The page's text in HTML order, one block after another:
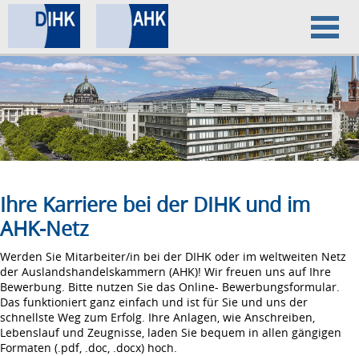
Home
Datenschutz
Impressum
Ihre Karriere bei der DIHK und im
AHK-Netz
Werden Sie Mitarbeiter/in bei der DIHK oder im weltweiten Netz
der Auslandshandelskammern (AHK)! Wir freuen uns auf Ihre
Bewerbung. Bitte nutzen Sie das Online- Bewerbungsformular.
Das funktioniert ganz einfach und ist für Sie und uns der
schnellste Weg zum Erfolg. Ihre Anlagen, wie Anschreiben,
Lebenslauf und Zeugnisse, laden Sie bequem in allen gängigen
Formaten (.pdf, .doc, .docx) hoch.